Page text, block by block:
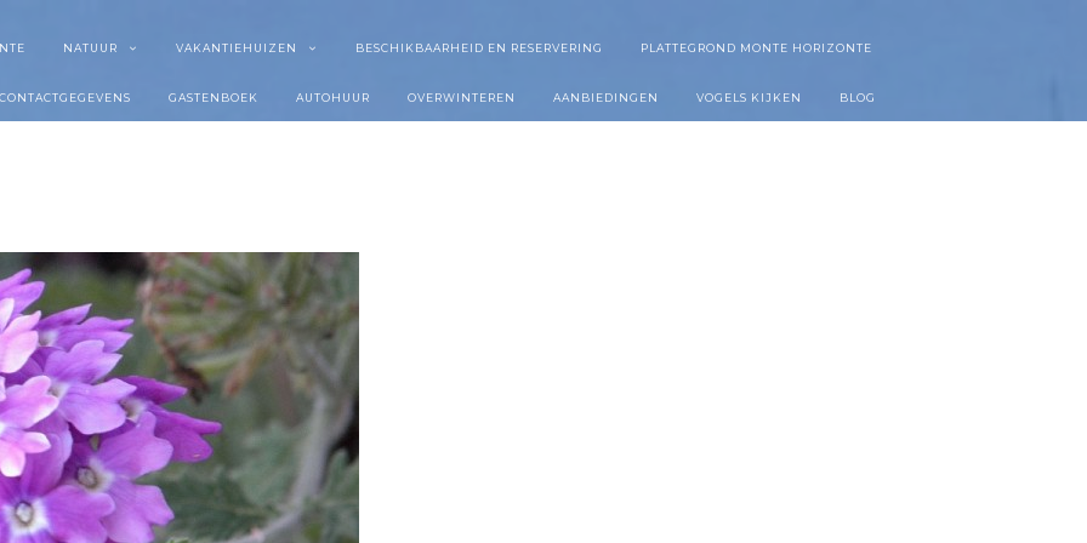
NATUUR VAKANTIEHUIZEN BESCHIKBAARHEID EN RESERVERING PLATTEGROND MONTE HORIZONTE
CONTACTGEGEVENS GASTENBOEK AUTOHUUR OVERWINTEREN AANBIEDINGEN VOGELS KIJKEN BLOG